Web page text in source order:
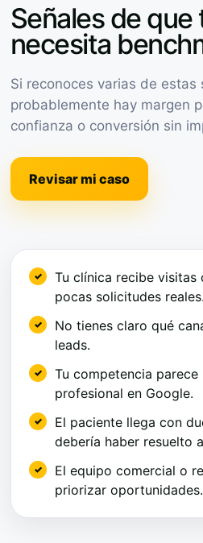
Señales de que
necesita
Si reconoces varias de estas
probablemente hay margen
confianza o conversión sin
Revisar mi caso
Tu clínica recibe visitas
pocas solicitudes reales.
No tienes claro qué
leads.
Tu competencia
profesional en Google.
El paciente llega con
debería haber resuelto
El equipo comercial o
priorizar oportunidades.